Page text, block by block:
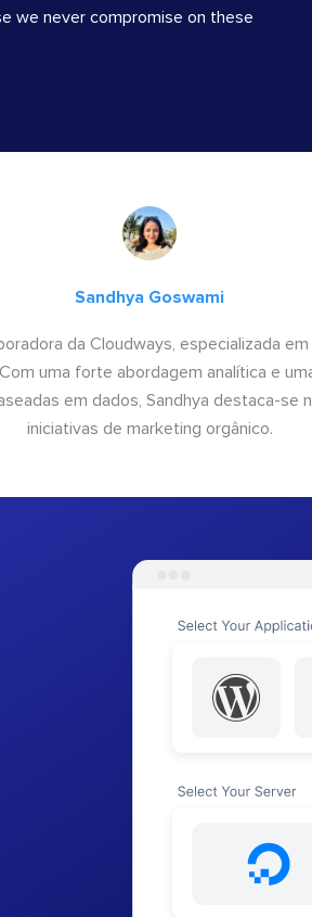
we never compromise on these
Sandhya Goswami
da Cloudways, especializada
uma forte abordagem analítica e
em dados, Sandhya destaca-se
iniciativas de marketing orgânico.